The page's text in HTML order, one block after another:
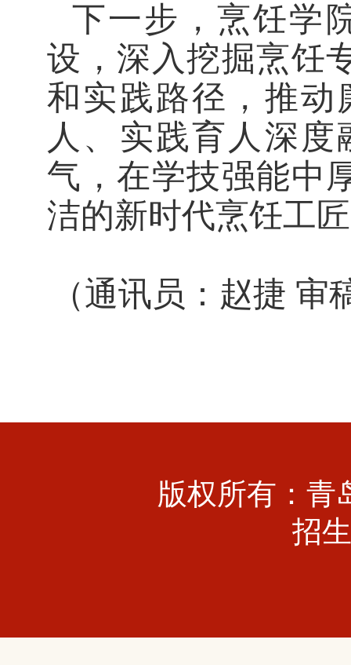
下一步，烹饪学
设，深入挖掘烹饪
和实践路径，推动
人、实践育人深
气，在学技强能中
洁的新时代烹饪工
（通讯员：赵捷 审
版权所有：青
招